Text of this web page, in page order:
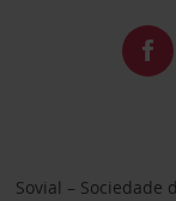
Sovial – Sociedade